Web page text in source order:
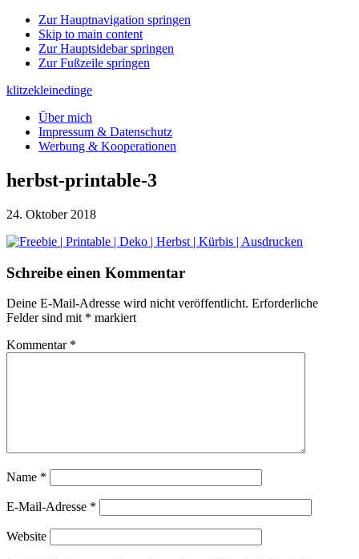
Zur Hauptnavigation springen
Skip to main content
Zur Hauptsidebar springen
Zur Fußzeile springen
klitzekleinedinge
Über mich
Impressum & Datenschutz
Werbung & Kooperationen
herbst-printable-3
24. Oktober 2018
Leser-
Schreibe einen Kommentar
Deine E-Mail-Adresse wird nicht veröffentlicht. Erforderliche
Felder sind mit * markiert
Kommentar *
Name *
E-Mail-Adresse *
Website